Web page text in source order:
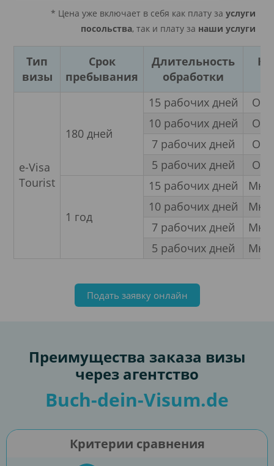
* Цена уже включает в себя как плату за услуги
посольства, так и плату за наши услуги
Тип
визы
Срок
пребывания
Длительность
обработки
e-Visa
Tourist
180 дней
15 рабочих дней
10 рабочих дней
7 рабочих дней
5 рабочих дней
1 год
15 рабочих дней
10 рабочих дней
7 рабочих дней
5 рабочих дней
Подать заявку онлайн
Преимущества заказа визы
через агентство
Buch-dein-Visum.de
Критерии сравнения